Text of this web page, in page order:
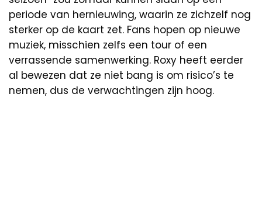
periode van hernieuwing, waarin ze zichzelf nog
sterker op de kaart zet. Fans hopen op nieuwe
muziek, misschien zelfs een tour of een
verrassende samenwerking. Roxy heeft eerder
al bewezen dat ze niet bang is om risico’s te
nemen, dus de verwachtingen zijn hoog.